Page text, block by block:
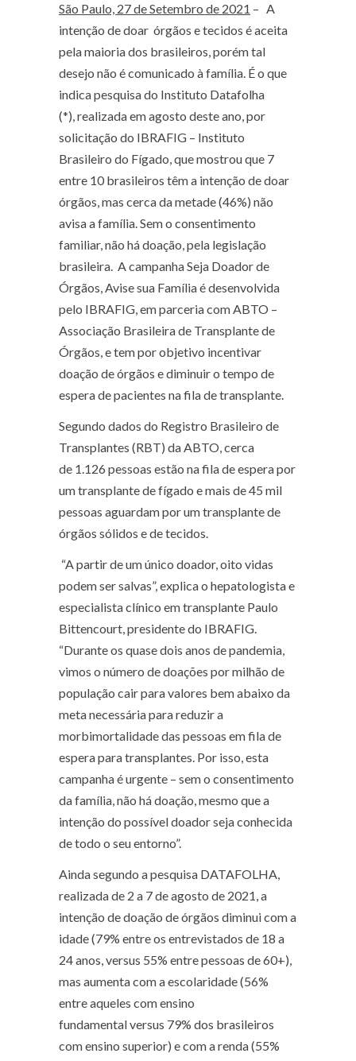
São Paulo, 27 de Setembro de 2021 – A
intenção de doar órgãos e tecidos é aceita
pela maioria dos brasileiros, porém tal
desejo não é comunicado à família. É o que
indica pesquisa do Instituto Datafolha
(*),realizada em agosto deste ano, por
solicitação do IBRAFIG – Instituto
Brasileiro do Fígado, que mostrou que 7
entre 10 brasileiros têm a intenção de doar
órgãos, mas cerca da metade (46%) não
avisa a família. Sem o consentimento
familiar, não há doação, pela legislação
brasileira. A campanhaSeja Doador de
Órgãos, Avise sua Famíliaé desenvolvida
pelo IBRAFIG, em parceria com ABTO –
Associação Brasileira de Transplante de
Órgãos, e tem por objetivo incentivar
doação de órgãos e diminuir o tempo de
espera de pacientes na fila de transplante.
Segundo dados do Registro Brasileiro de
Transplantes (RBT) da ABTO, cerca
de 1.126 pessoas estão na fila de espera por
um transplante de fígado e mais de 45 mil
pessoas aguardam por um transplante de
órgãos sólidos e de tecidos.
“A partir de um único doador, oito vidas
podem ser salvas”, explica o hepatologista e
especialista clínico em transplante Paulo
Bittencourt, presidente do IBRAFIG.
“Durante os quase dois anos de pandemia,
vimos o número de doações por milhão de
população cair para valores bem abaixo da
meta necessária para reduzir a
morbimortalidade das pessoas em fila de
espera para transplantes. Por isso, esta
campanha é urgente – sem o consentimento
da família, não há doação, mesmo que a
intenção do possível doador seja conhecida
de todo o seu entorno”.
Ainda segundo a pesquisa DATAFOLHA,
realizada de 2 a 7 de agosto de 2021, a
intenção de doação de órgãos diminui com a
idade (79% entre os entrevistados de 18 a
24 anos, versus 55% entre pessoas de 60+),
mas aumenta com a escolaridade (56%
entre aqueles com ensino
fundamental versus 79% dos brasileiros
com ensino superior) e com a renda (55%